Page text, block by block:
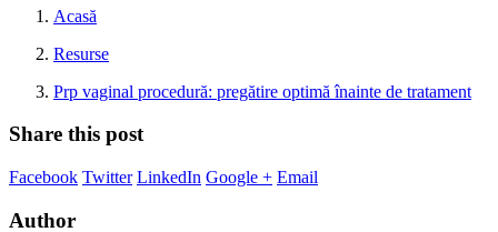
Acasă
Resurse
Prp vaginal procedură: pregătire optimă înainte de tratament
Share this post
Facebook Twitter LinkedIn Google + Email
Author